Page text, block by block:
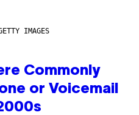
IMAGES
Commonly
or Voicemail